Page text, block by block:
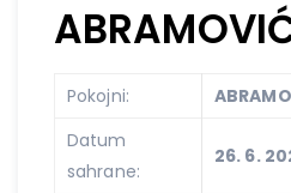
Pokojni:
Datum
sahrane:
26. 6.